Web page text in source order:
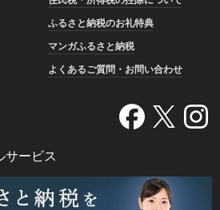
ふるさと納税のお礼特典
マンガふるさと納税
よくあるご質問・お問い合わせ
サービス